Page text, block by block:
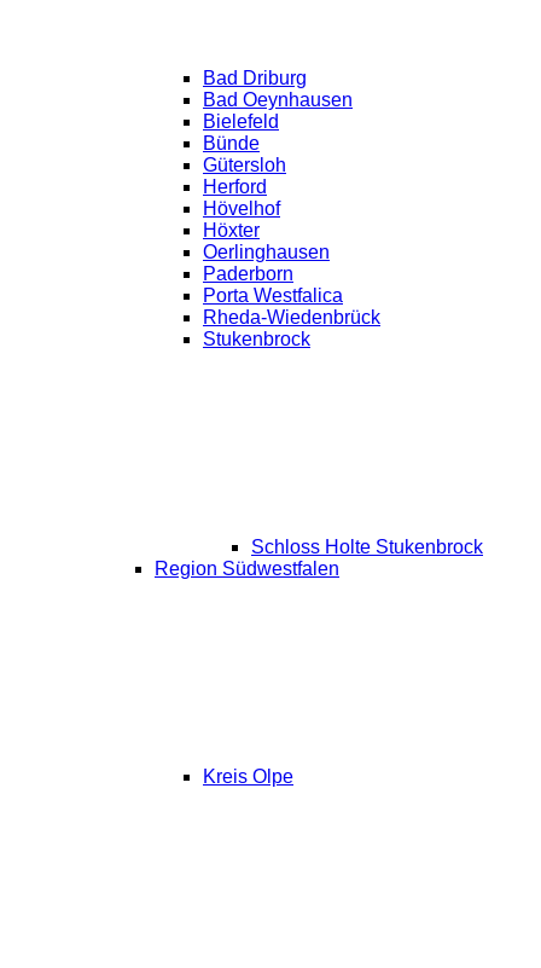
Bad Driburg
Bad Oeynhausen
Bielefeld
Bünde
Gütersloh
Herford
Hövelhof
Höxter
Oerlinghausen
Paderborn
Porta Westfalica
Rheda-Wiedenbrück
Stukenbrock
Schloss Holte Stukenbrock
Region Südwestfalen
Kreis Olpe